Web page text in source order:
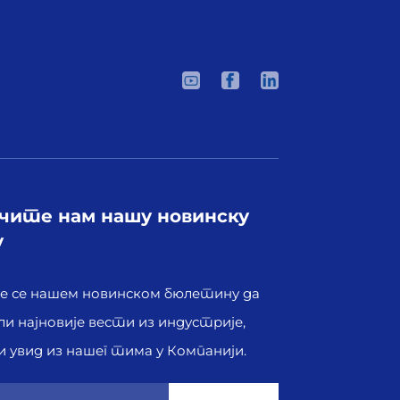
koroziju, visoku temperaturu i pritisak.
нам нашу новинску
се нашем новинском бюлетину да
најновије вести из индустрије,
увид из нашег тима у Компанији.